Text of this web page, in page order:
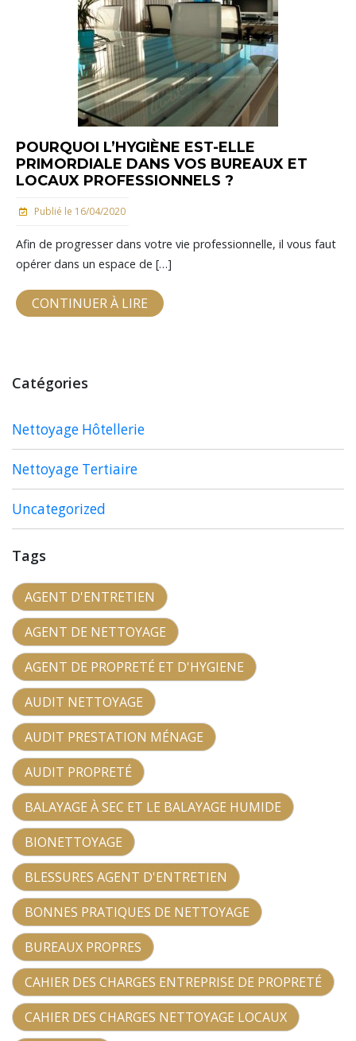
POURQUOI L’HYGIÈNE EST-ELLE
PRIMORDIALE DANS VOS BUREAUX ET
LOCAUX PROFESSIONNELS ?
Publié le 16/04/2020
Afin de progresser dans votre vie professionnelle, il vous faut
opérer dans un espace de […]
CONTINUER À LIRE
Catégories
Nettoyage Hôtellerie
Nettoyage Tertiaire
Uncategorized
Tags
AGENT D'ENTRETIEN
AGENT DE NETTOYAGE
AGENT DE PROPRETÉ ET D'HYGIENE
AUDIT NETTOYAGE
AUDIT PRESTATION MÉNAGE
AUDIT PROPRETÉ
BALAYAGE À SEC ET LE BALAYAGE HUMIDE
BIONETTOYAGE
BLESSURES AGENT D'ENTRETIEN
BONNES PRATIQUES DE NETTOYAGE
BUREAUX PROPRES
CAHIER DES CHARGES ENTREPRISE DE PROPRETÉ
CAHIER DES CHARGES NETTOYAGE LOCAUX